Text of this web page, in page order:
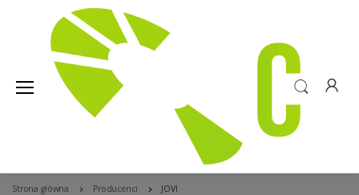
Strona główna Producenci JOVI